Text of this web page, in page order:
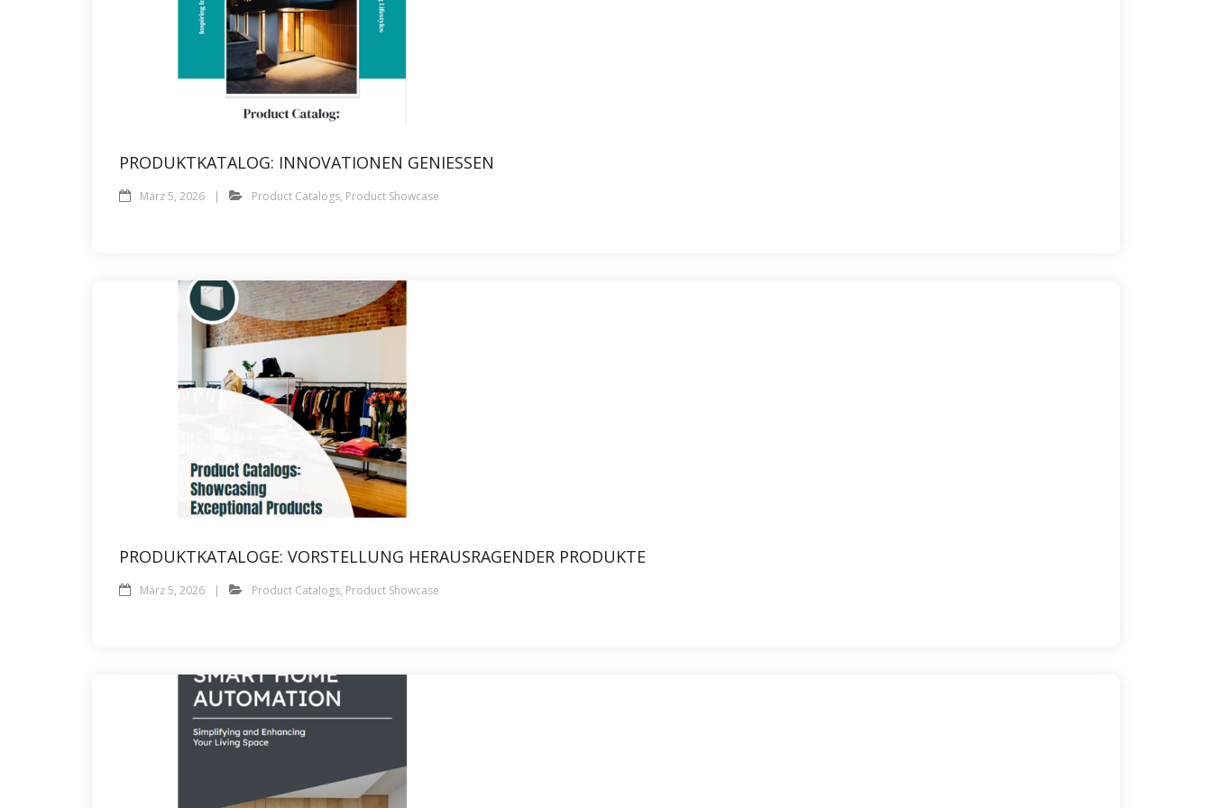
PRODUKTKATALOG: INNOVATIONEN GENIESSEN
März 5, 2026 Product Catalogs, Product Showcase
PRODUKTKATALOGE: VORSTELLUNG HERAUSRAGENDER PRODUKTE
März 5, 2026 Product Catalogs, Product Showcase